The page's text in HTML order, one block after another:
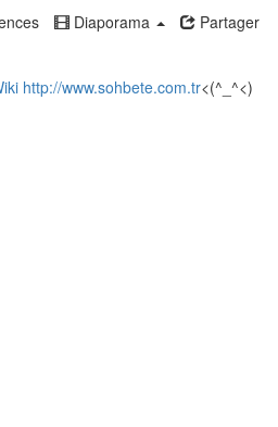
Diaporama Partager
http://www.sohbete.com.tr<(^_^<)